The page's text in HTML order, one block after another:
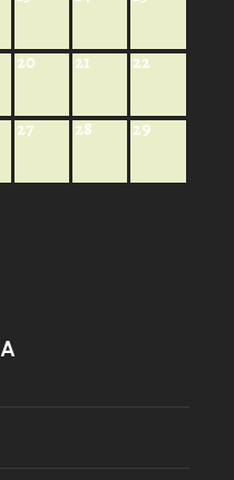
20 21 22
27 28 29